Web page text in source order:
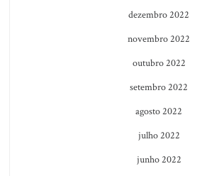
dezembro 2022
novembro 2022
outubro 2022
setembro 2022
agosto 2022
julho 2022
junho 2022